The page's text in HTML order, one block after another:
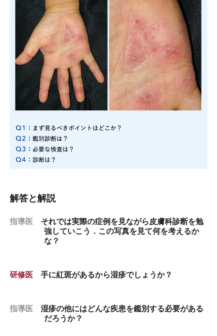
解答と解説
指導医 それでは実際の症例を見ながら皮膚科診断を勉
強していこう．この写真を見て何を考えるか
な？
研修医 手に紅斑があるから湿疹でしょうか？
指導医 湿疹の他にはどんな疾患を鑑別する必要がある
だろうか？